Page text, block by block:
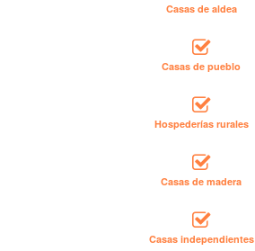
Casas de aldea
Casas de pueblo
Hospederías rurales
Casas de madera
Casas independientes